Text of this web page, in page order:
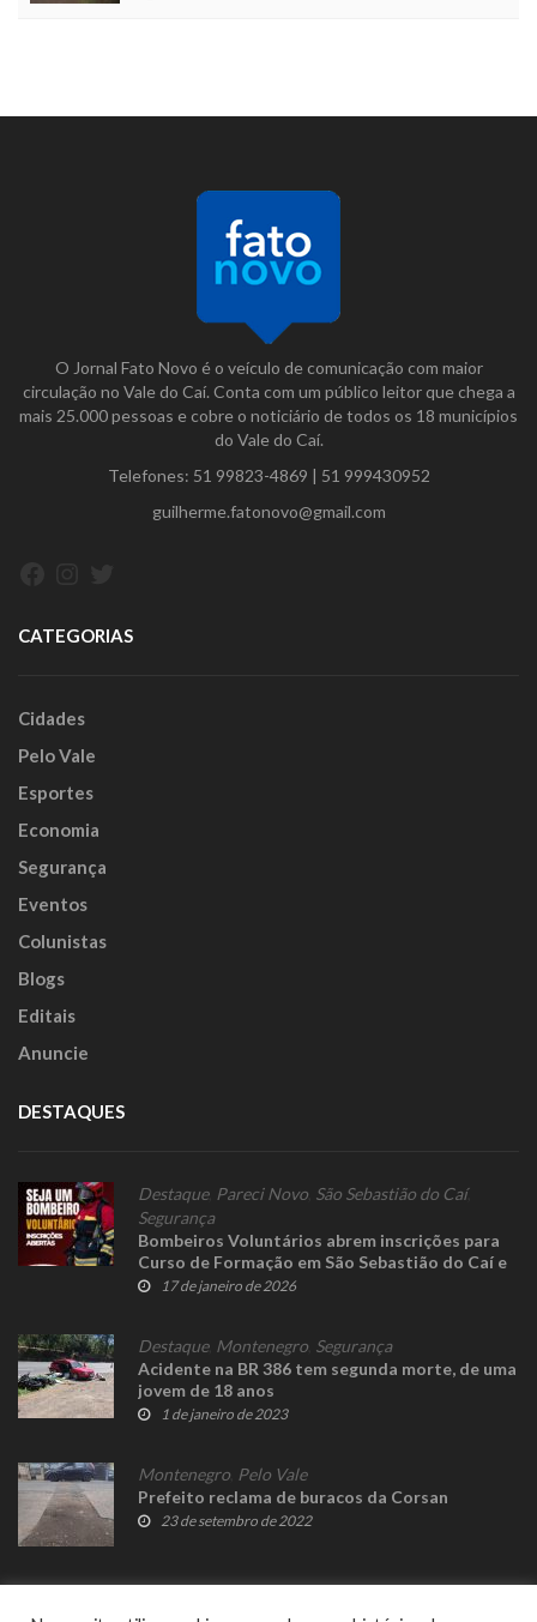
O Jornal Fato Novo é o veículo de comunicação com maior
circulação no Vale do Caí. Conta com um público leitor que chega a
mais 25.000 pessoas e cobre o noticiário de todos os 18 municípios
do Vale do Caí.
Telefones: 51 99823-4869 | 51 999430952
guilherme.fatonovo@gmail.com
CATEGORIAS
Cidades
Pelo Vale
Esportes
Economia
Segurança
Eventos
Colunistas
Blogs
Editais
Anuncie
DESTAQUES
Destaque, Pareci Novo São Sebastião do Caí,
Segurança
Bombeiros Voluntários abrem inscrições para
Curso de Formação em São Sebastião do Caí e
Pareci Novo
17 de janeiro de 2026
Destaque, Montenegro Segurança
Acidente na BR 386 tem segunda morte, de uma
jovem de 18 anos
1 de janeiro de 2023
Montenegro Pelo Vale
Prefeito reclama de buracos da Corsan
23 de setembro de 2022